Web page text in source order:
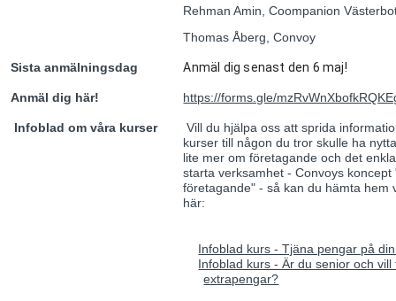
Rehman Amin, Coompanion
Thomas Åberg, Convoy
Sista anmälningsdag Anmäl dig senast den 6 maj!
Anmäl dig här! https://forms.gle/
Infoblad om våra kurser
Vill du hjälpa oss att sprida
kurser till någon du tror skulle ha
lite mer om företagande och det
starta verksamhet - Convoys koncept
företagande" - så kan du hämta hem
här:
Infoblad kurs - Tjäna pengar på
Infoblad kurs - Är du senior och vill
extrapengar?